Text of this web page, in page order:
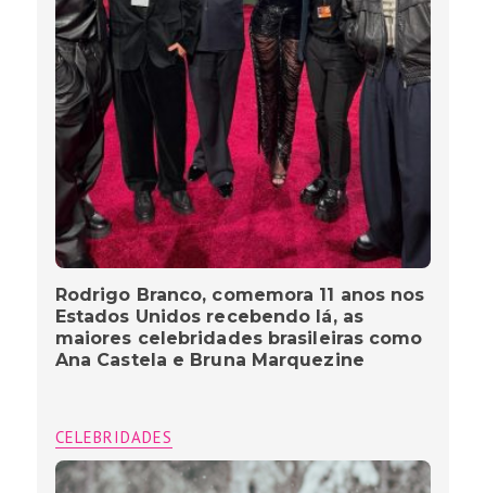
Rodrigo Branco, comemora 11 anos nos
Estados Unidos recebendo lá, as
maiores celebridades brasileiras como
Ana Castela e Bruna Marquezine
CELEBRIDADES